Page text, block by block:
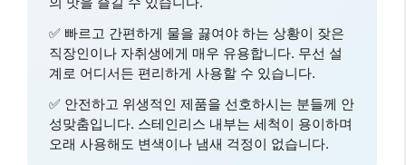
✅ 빠르고 간편하게 물을 끓여야 하는 상황이 잦은
직장인이나 자취생에게 매우 유용합니다. 무선 설
계로 어디서든 편리하게 사용할 수 있습니다.
✅ 안전하고 위생적인 제품을 선호하시는 분들께 안
성맞춤입니다. 스테인리스 내부는 세척이 용이하며
오래 사용해도 변색이나 냄새 걱정이 없습니다.